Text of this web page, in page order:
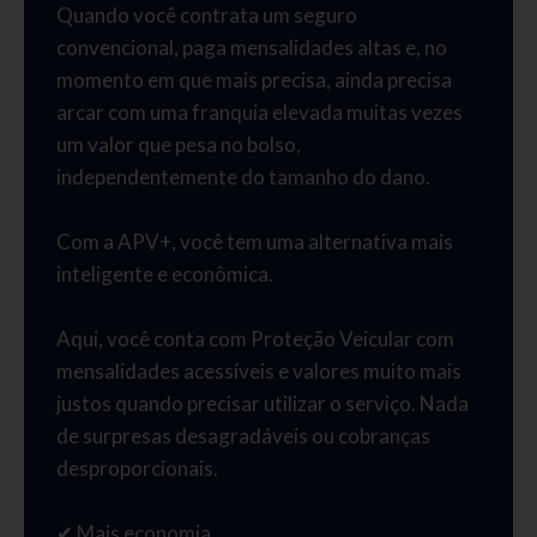
Quando você contrata um seguro
convencional, paga mensalidades altas e, no
momento em que mais precisa, ainda precisa
arcar com uma franquia elevada muitas vezes
um valor que pesa no bolso,
independentemente do tamanho do dano.
Com a APV+, você tem uma alternativa mais
inteligente e econômica.
Aqui, você conta com Proteção Veicular com
mensalidades acessíveis e valores muito mais
justos quando precisar utilizar o serviço. Nada
de surpresas desagradáveis ou cobranças
desproporcionais.